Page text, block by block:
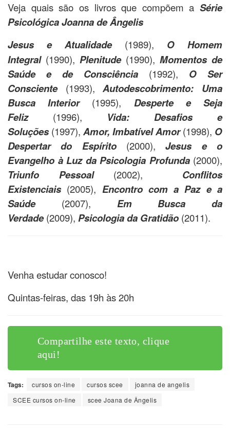
Veja quais são os livros que compõem a Série
Psicológica Joanna de Ângelis
Jesus e Atualidade(1989), O Homem
Integral(1990), Plenitude(1990), Momentos de
Saúde e de Consciência
(1992), O Ser
Consciente(1993),Autodescobrimento: Uma
Busca Interior(1995), Desperte e Seja
Feliz(1996), Vida: Desafios e
Soluções (1997), Amor, Imbatível Amor(1998), O
Despertar do Espírito(2000),Jesus e o
Evangelho à Luz da Psicologia Profunda (2000),
Triunfo Pessoal(2002), Conflitos
Existenciais(2005), Encontro com a Paz e a
Saúde (2007), Em Busca da
Verdade (2009), Psicologia da Gratidão (2011).
Venha estudar conosco!
Quintas-feiras, das 19h às 20h
Compartilhe este texto, clique
aqui!
Tags: cursos on-line cursos scee
joanna de angelis
SCEE cursos on-line
scee Joana de Ângelis